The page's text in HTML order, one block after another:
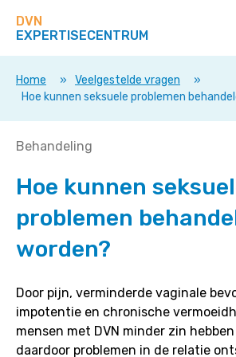
direct
op
deze
DVN
EXPERTISECENTRUM
Home » Veelgestelde vragen
»
Hoe kunnen seksuele problemen
Hoe
seksuele
behandeld
worden?
Behandeling
Hoe kunnen
problemen
worden?
Door pijn, verminderde vaginale
impotentie en chronische
mensen met DVN minder zin
daardoor problemen in de relatie